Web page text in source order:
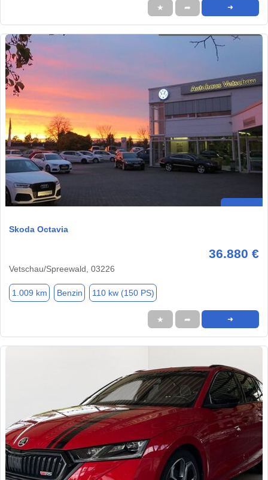
★ ➦ ➜
Skoda Octavia
36.880 €
Vetschau/Spreewald, 03226
1.009 km Benzin 110 kw (150 PS)
★ ➦ ➜